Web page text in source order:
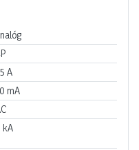
A
mA
kA